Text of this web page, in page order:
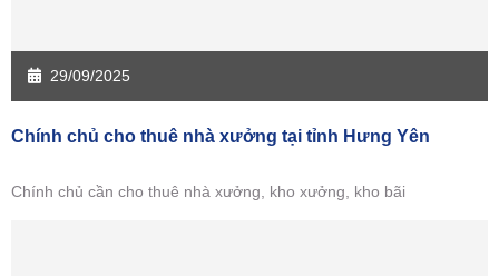
29/09/2025
Chính chủ cho thuê nhà xưởng tại tỉnh Hưng Yên
Chính chủ cần cho thuê nhà xưởng, kho xưởng, kho bãi